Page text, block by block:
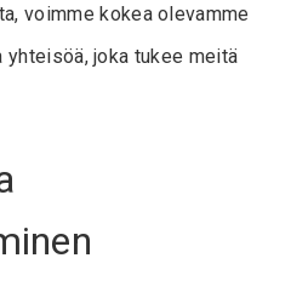
voimme kokea olevamme
joka tukee meitä